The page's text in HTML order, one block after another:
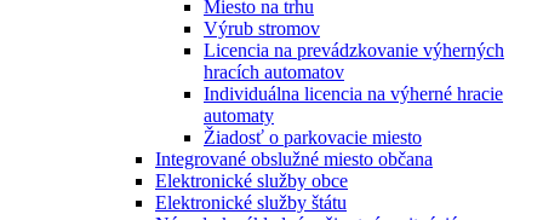
Miesto na trhu
Výrub stromov
Licencia na prevádzkovanie výherných
hracích automatov
Individuálna licencia na výherné hracie
automaty
Žiadosť o parkovacie miesto
Integrované obslužné miesto občana
Elektronické služby obce
Elektronické služby štátu